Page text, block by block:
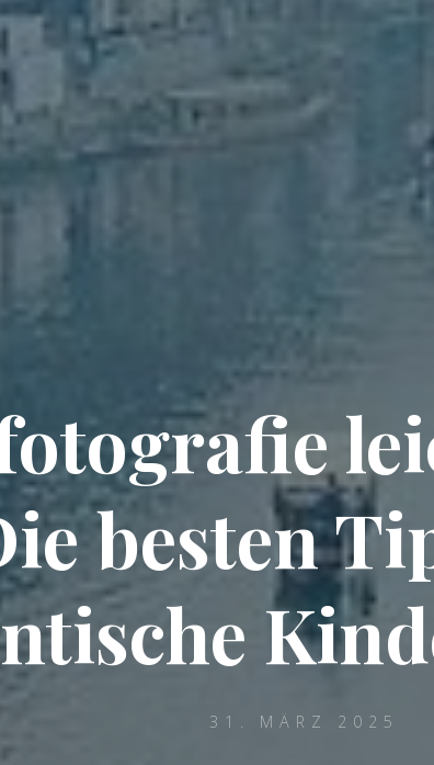
besten
31. MÄRZ 2025